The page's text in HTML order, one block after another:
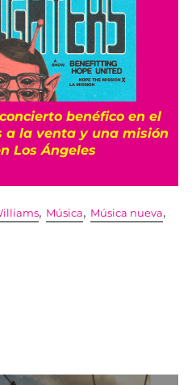
benéfico en el
a la venta y una misión
Los Ángeles
, Música, Música nueva,